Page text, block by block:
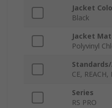
Jacket
Black
Jacket
Polyvinyl
CE, REACH,
Series
RS PRO